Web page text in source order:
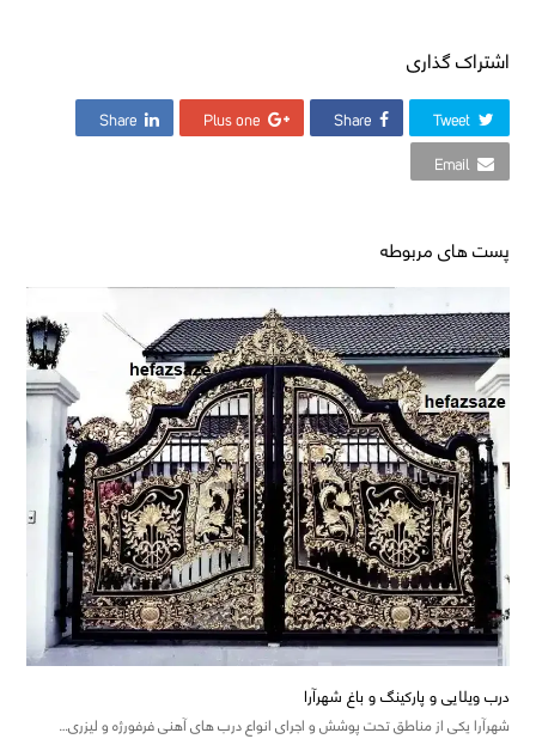
اشتراک گذاری
Tweet
Share
Plus one
Share
Email
پست های مربوطه
درب ویلایی و پارکینگ و باغ شهرآرا
شهرآرا یکی از مناطق تحت پوشش و اجرای انواع درب های آهنی فرفورژه و لیزری…